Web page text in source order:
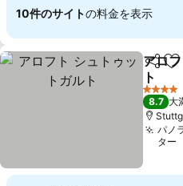
10件のサイトの料金を表示
シェア
アロ
ト
料金
4 ホテル
8.7 大
パノ
ター